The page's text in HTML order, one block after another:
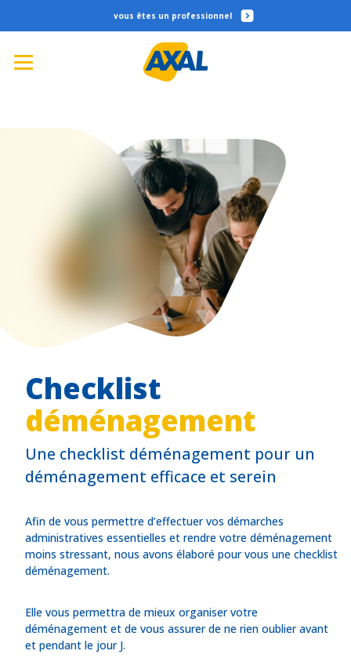
professionnel
Checklist
déménagement
Une checklist déménagement pour un
déménagement efficace et serein
Afin de vous permettre d’effectuer vos démarches
administratives essentielles et rendre votre déménagement
moins stressant, nous avons élaboré pour vous une checklist
déménagement.
Elle vous permettra de mieux organiser votre
déménagement et de vous assurer de ne rien oublier avant
et pendant le jour J.